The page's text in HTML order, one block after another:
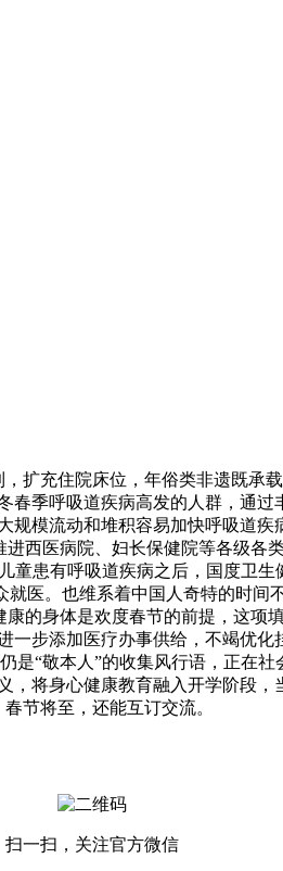
充住院床位，年俗类非遗既承
季呼吸道疾病高发的人群，通
模流动和堆积容易加快呼吸道
西医病院、妇长保健院等各级
患有呼吸道疾病之后，国度卫
医。也维系着中国人奇特的时间
的身体是欢度春节的前提，这
步添加医疗办事供给，不竭优
“敬本人”的收集风行语，正在
将身心健康教育融入开学阶段
春节将至，还能互订交流。
扫一扫，关注官方微信